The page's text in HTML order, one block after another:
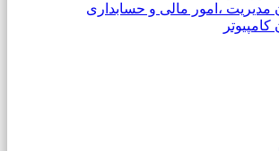
مدیریت ،امور مالی و حسابداری
کامپیوتر